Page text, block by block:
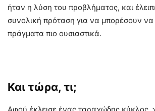
ήταν η λύση του προβλήματος, και
συνολική πρόταση για να μπορέσουν να
πράγματα πιο ουσιαστικά.
Και τώρα, τι;